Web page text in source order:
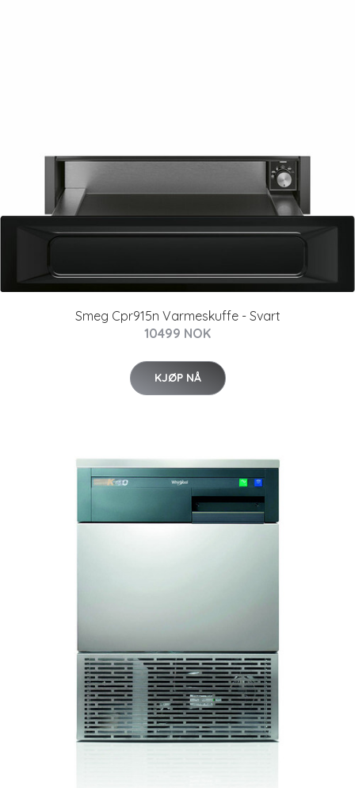
Smeg Cpr915n Varmeskuffe - Svart
10499 NOK
KJØP NÅ